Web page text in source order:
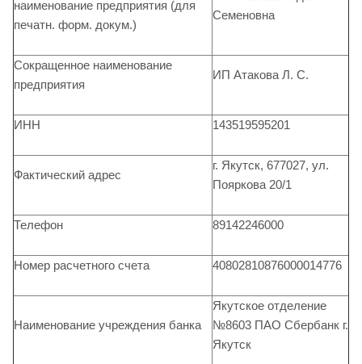
наименование предприятия (для
печатн. форм. докум.)
Семеновна
Сокращенное наименование
предприятия
ИП Атакова Л. С.
ИНН 143519595201
Фактический адрес
г. Якутск, 677027, ул.
Пояркова 20/1
Телефон 89142246000
Номер расчетного счета 40802810876000014776
Наименование учреждения банка
Якутское отделение
№8603 ПАО Сбербанк г.
Якутск